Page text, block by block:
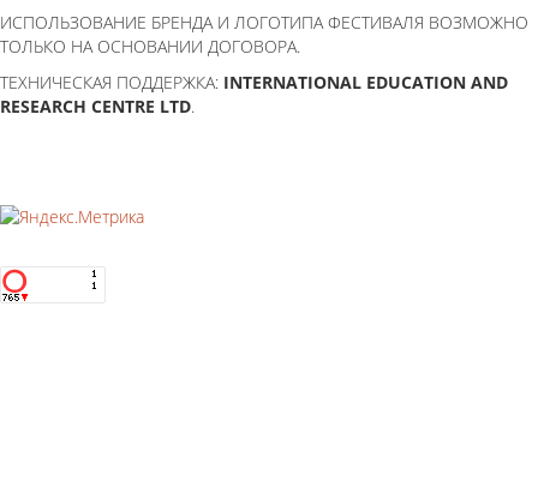
ИСПОЛЬЗОВАНИЕ БРЕНДА И ЛОГОТИПА ФЕСТИВАЛЯ ВОЗМОЖНО
ТОЛЬКО НА ОСНОВАНИИ ДОГОВОРА.
ТЕХНИЧЕСКАЯ ПОДДЕРЖКА: INTERNATIONAL EDUCATION AND
RESEARCH CENTRE LTD.